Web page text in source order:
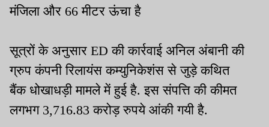
मंजिला और 66 मीटर ऊंचा है
सूत्रों के अनुसार ED की कार्रवाई अनिल अंबानी की
ग्रुप कंपनी रिलायंस कम्युनिकेशंस से जुड़े कथित
बैंक धोखाधड़ी मामले में हुई है. इस संपत्ति की कीमत
लगभग 3,716.83 करोड़ रुपये आंकी गयी है.